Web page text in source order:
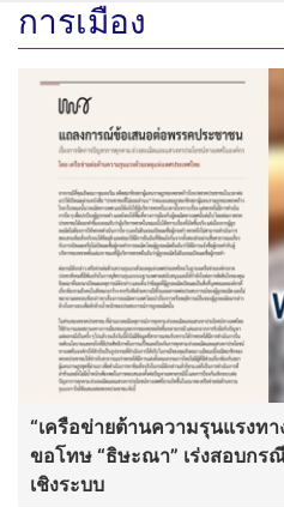
การเมือง
“เครือข่ายต้านความรุนแรงท
ขอโทษ “ธิษะณา” เร่งสอบกร
เชิงระบบ